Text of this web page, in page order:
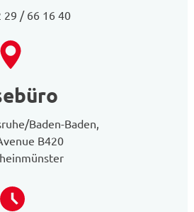
29 / 66 16 40
Baden-Baden,
B420